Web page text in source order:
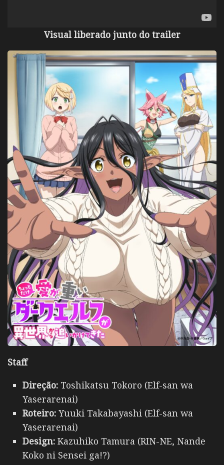
Visual liberado junto do trailer
Staff
Direção: Toshikatsu Tokoro (Elf-san wa
Yaserarenai)
Roteiro: Yuuki Takabayashi (Elf-san wa
Yaserarenai)
Design: Kazuhiko Tamura (RIN-NE, Nande
Koko ni Sensei ga!?)